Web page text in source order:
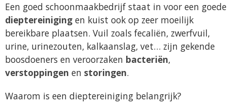
Een goed schoonmaakbedrijf staat in voor een goede
dieptereiniging en kuist ook op zeer moeilijk
bereikbare plaatsen. Vuil zoals fecaliën, zwerfvuil,
urine, urinezouten, kalkaanslag, vet… zijn gekende
boosdoeners en veroorzaken bacteriën,
verstoppingen en storingen.
Waarom is een dieptereiniging belangrijk?